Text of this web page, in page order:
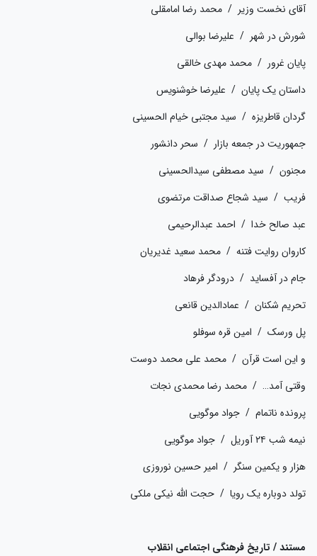
آقای نخست وزیر / محمد رضا امامقلی
شورش در شهر / علیرضا بوالی
پایان غرور / محمد مهدی خالقی
داستان یک پایان / علیرضا خوشنویس
گردان قاطریزه / سید مجتبی خیام الحسینی
جمهوریت در جمعه بازار / سحر دانشور
مجنون / سید مصطفی سیدالحسینی
فریب / سید شجاع صداقت مرتضوی
عبد صالح خدا / احمد عبدالرحیمی
کاروان روایت فتنه / محمد سعید غدیریان
جام در آفساید / درودگر فرهاد
تحریم شکنان / عمادالدین قانعی
پل ورسک / امین قره سوفلو
و این است قرآن / محمد علی محمد دوست
وقتی آمد… / محمد رضا محمدی نجات
پرونده ناتمام / جواد موگویی
نیمه شب ۲۴ آوریل / جواد موگویی
هزار و یکمین سنگر / امیر حسین نوروزی
تولد دوباره یک رویا / حجت الله نیکی ملکی
مستند / تاریخ فرهنگی اجتماعی انقلاب